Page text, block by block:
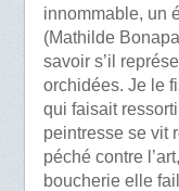
innommable, un
(Mathilde
savoir s’il
orchidées. Je le
qui faisait
peintresse se vit
péché contre
boucherie elle